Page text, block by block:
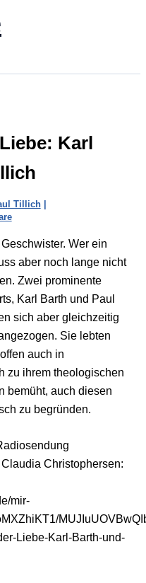
Karl
Tillich|
Wer ein
aber noch lange nicht
Zwei prominente
Karl Barth und Paul
sich aber gleichzeitig
Sie lebten
auch in
zu ihrem theologischen
bemüht, auch diesen
zu begründen.
Christophersen:
mir-
Liebe-Karl-Barth-und-